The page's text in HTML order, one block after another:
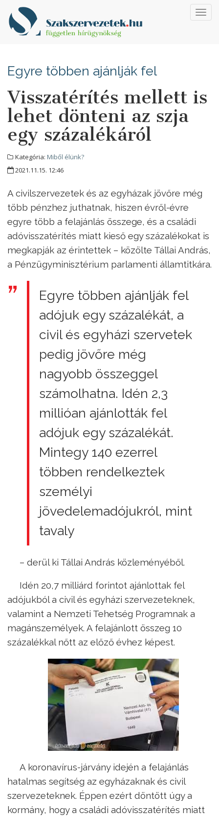
Egyre többen ajánlják fel
Visszatérítés mellett is
lehet dönteni az szja
egy százalékáról
Kategória: Miből élünk?
2021.11.15. 12:46
A civilszervezetek és az egyházak jövőre még
több pénzhez juthatnak, hiszen évről-évre
egyre több a felajánlás összege, és a családi
adóvisszatérítés miatt kieső egy százalékokat is
megkapják az érintettek – közölte Tállai András,
a Pénzügyminisztérium parlamenti államtitkára.
Egyre többen ajánlják fel
adójuk egy százalékát, a
civil és egyházi szervetek
pedig jövőre még
nagyobb összeggel
számolhatna. Idén 2,3
millióan ajánlották fel
adójuk egy százalékát.
Mintegy 140 ezerrel
többen rendelkeztek
személyi
jövedelemadójukról, mint
tavaly
– derül ki Tállai András közleményéből.
Idén 20,7 milliárd forintot ajánlottak fel
adójukból a civil és egyházi szervezeteknek,
valamint a Nemzeti Tehetség Programnak a
magánszemélyek. A felajánlott összeg 10
százalékkal nőtt az előző évhez képest.
A koronavírus-járvány idején a felajánlás
hatalmas segítség az egyházaknak és civil
szervezeteknek. Éppen ezért döntött úgy a
kormány, hogy a családi adóvisszatérítés miatt